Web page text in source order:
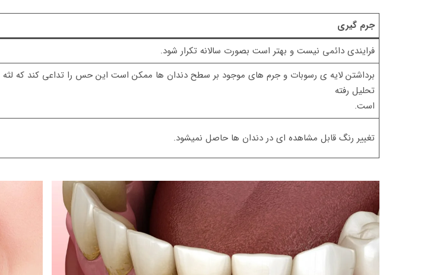
جرم گیری
فرایندی دائمی نیست و بهتر است بصورت سالانه تکرار شود.
برداشتن لایه ی رسوبات و جرم های موجود بر سطح دندان ها ممکن است این حس را تداعی کند که لثه
تحلیل رفته
است.
تغییر رنگ قابل مشاهده ای در دندان ها حاصل نمیشود.